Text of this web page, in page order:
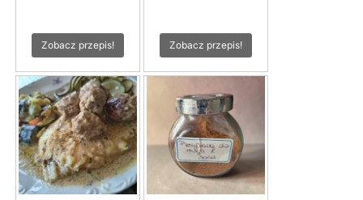
Zobacz przepis! Zobacz przepis!